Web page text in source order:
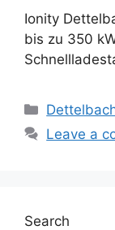
Ionity
bis zu 350
Leave a
Search